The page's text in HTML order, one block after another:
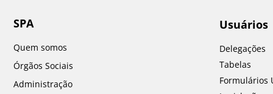
SPA
Quem somos
Órgãos Sociais
Administração
Usuários
Delegações
Tabelas
Formulários